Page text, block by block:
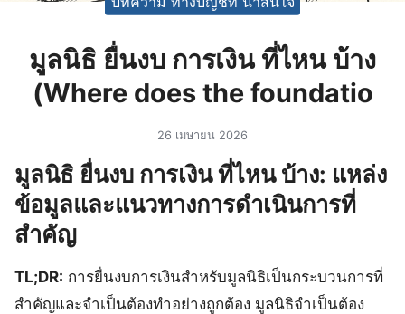
มูลนิธิ ยื่นงบ การเงิน ที่ไหน บ้าง
(Where does the foundatio
26 เมษายน 2026
มูลนิธิ ยื่นงบ การเงิน ที่ไหน บ้าง: แหล่ง
ข้อมูลและแนวทางการดำเนินการที่
สำคัญ
TL;DR: การยื่นงบการเงินสำหรับมูลนิธิเป็นกระบวนการที่
สำคัญและจำเป็นต้องทำอย่างถูกต้อง มูลนิธิจำเป็นต้อง